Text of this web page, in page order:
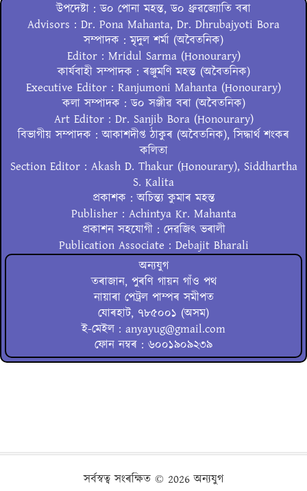
উপদেষ্টা : ড০ পোনা মহন্ত, ড০ ধ্ৰুৱজ্যোতি বৰা
Advisors : Dr. Pona Mahanta, Dr. Dhrubajyoti Bora
সম্পাদক : মৃদুল শৰ্মা (অবৈতনিক)
Editor : Mridul Sarma (Honourary)
কাৰ্যবাহী সম্পাদক : ৰঞ্জুমণি মহন্ত (অবৈতনিক)
Executive Editor : Ranjumoni Mahanta (Honourary)
কলা সম্পাদক : ড০ সঞ্জীৱ বৰা (অবৈতনিক)
Art Editor : Dr. Sanjib Bora (Honourary)
বিভাগীয় সম্পাদক : আকাশদীপ্ত ঠাকুৰ (অবৈতনিক), সিদ্ধাৰ্থ শংকৰ
কলিতা
Section Editor : Akash D. Thakur (Honourary), Siddhartha
S. Kalita
প্ৰকাশক : অচিন্ত্য কুমাৰ মহন্ত
Publisher : Achintya Kr. Mahanta
প্ৰকাশন সহযোগী : দেৱজিৎ ভৰালী
Publication Associate : Debajit Bharali
অন্যযুগ
তৰাজান, পুৰণি গায়ন গাঁও পথ
নায়াৰা পেট্ৰল পাম্পৰ সমীপত
যোৰহাট, ৭৮৫০০১ (অসম)
ই-মেইল : anyayug@gmail.com
ফোন নম্বৰ : ৬০০১৯০৯২৩৯
সৰ্বস্বত্ব সংৰক্ষিত © 2026 অন্যযুগ